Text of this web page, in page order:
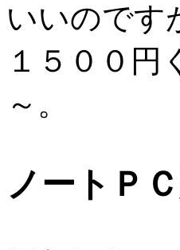
いいのです
１５００
～。
ノートＰ